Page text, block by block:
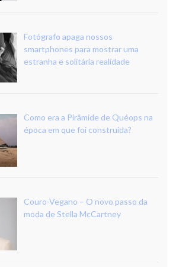
Fotógrafo apaga nossos
smartphones para mostrar uma
estranha e solitária realidade
Como era a Pirâmide de Quéops na
época em que foi construída?
Couro-Vegano – O novo passo da
moda de Stella McCartney